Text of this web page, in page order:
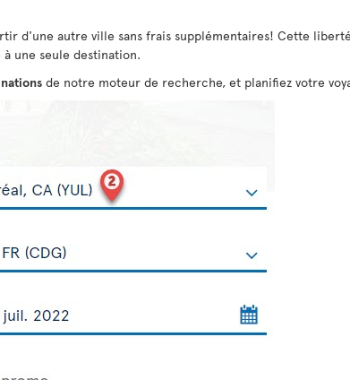
d'une autre ville sans frais supplémentaires! Cette
une seule destination.
de notre moteur de recherche, et planifiez votre